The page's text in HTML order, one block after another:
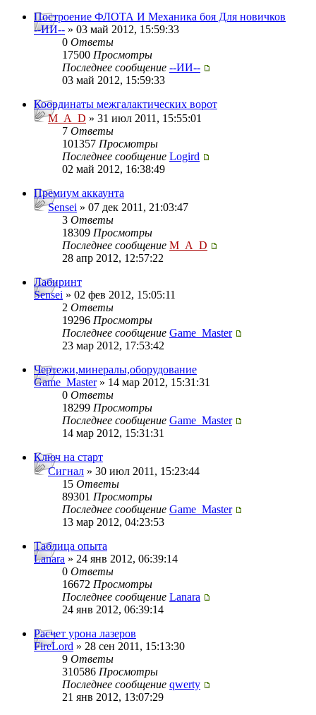
Построение ФЛОТА И Механика боя Для новичков
--ИИ-- » 03 май 2012, 15:59:33
0 Ответы
17500 Просмотры
Последнее сообщение --ИИ--
03 май 2012, 15:59:33
Координаты межгалактических ворот
M_A_D » 31 июл 2011, 15:55:01
7 Ответы
101357 Просмотры
Последнее сообщение Logird
02 май 2012, 16:38:49
Премиум аккаунта
Sensei » 07 дек 2011, 21:03:47
3 Ответы
18309 Просмотры
Последнее сообщение M_A_D
28 апр 2012, 12:57:22
Лабиринт
Sensei » 02 фев 2012, 15:05:11
2 Ответы
19296 Просмотры
Последнее сообщение Game_Master
23 мар 2012, 17:53:42
Чертежи,минералы,оборудование
Game_Master» 14 мар 2012, 15:31:31
0 Ответы
18299 Просмотры
Последнее сообщение Game_Master
14 мар 2012, 15:31:31
Ключ на старт
Сигнал » 30 июл 2011, 15:23:44
15 Ответы
89301 Просмотры
Последнее сообщение Game_Master
13 мар 2012, 04:23:53
Таблица опыта
Lanara » 24 янв 2012, 06:39:14
0 Ответы
16672 Просмотры
Последнее сообщение Lanara
24 янв 2012, 06:39:14
Расчет урона лазеров
FireLord » 28 сен 2011, 15:13:30
9 Ответы
310586 Просмотры
Последнее сообщение qwerty
21 янв 2012, 13:07:29